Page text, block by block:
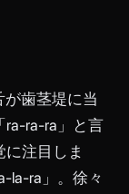
が歯茎堤に当
ra-ra-ra」と言
注目しま
la-ra」。徐々